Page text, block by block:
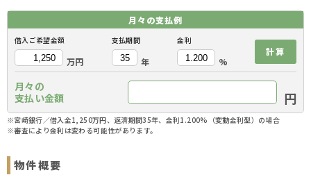
月々の支払例
借入ご希望金額
万円
支払期間
年
金利
%
計算
月々の
支払い金額
円
※宮崎銀行／借入金1,250万円、返済期間35年、金利1.200%（変動金利型）の場合
※審査により金利は変わる可能性があります。
物件概要